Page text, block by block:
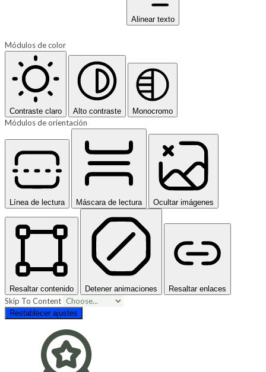
Alinear texto
Módulos de color
Contraste claro Alto contraste Monocromo
Módulos de orientación
Línea de lectura Máscara de lectura Ocultar imágenes
Resaltar contenido Detener animaciones Resaltar enlaces
Skip To Content
Restablecer ajustes